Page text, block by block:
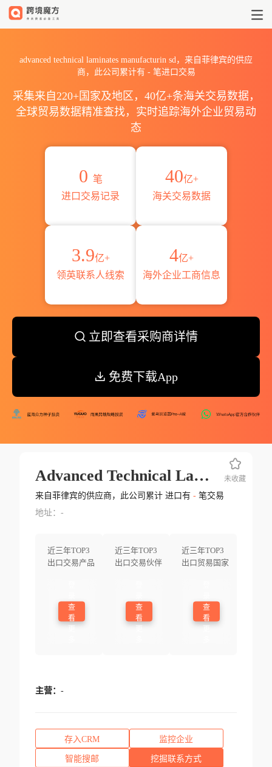
advanced technical laminates manufacturin sd，来自菲律宾的供应
商，此公司累计有 -笔进口交易
采集来自220+国家及地区，40亿+条海关交易数据，
全球贸易数据精准查找，实时追踪海外企业贸易动
态
0 笔
进口交易记录
40亿+
海关交易数据
3.9亿+
领英联系人线索
4亿+
海外企业工商信息
立即查看采购商详情
免费下载App
Advanced Technical Laminates Manufacturin Sd
来自菲律宾的供应商，此公司累计 进口有 -笔交易
地址：-
近三年TOP3
出口交易产品
查
看
近三年TOP3
出口交易伙伴
查
看
近三年TOP3
出口贸易国家
查
看
未收藏
主营： -
存入CRM 监控企业
智能搜邮 挖掘联系方式